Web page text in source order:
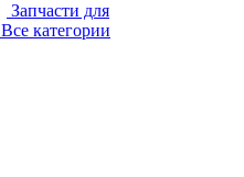
Запчасти для
Все категории